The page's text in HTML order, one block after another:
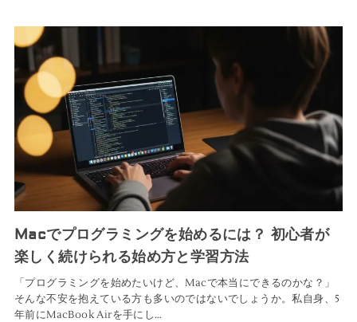
Macでプログラミングを始めるには？ 初心者が
楽しく続けられる始め方と学習方法
「プログラミングを始めたいけど、Macで本当にできるのかな？」
そんな不安を抱えている方も多いのではないでしょうか。私自身、5
年前にMacBook Airを手にし…